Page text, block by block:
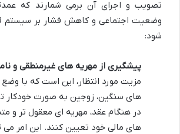
تصویب و اجرای آن برمی شمارند که
وضعیت اجتماعی و کاهش فشار بر
شود:
پیشگیری از مهریه های غیرمنطقی و
مزیت مورد انتظار، این است که با وضع
های سنگین، زوجین به صورت خودکار
در هنگام عقد، مهریه ای معقول تر و
های مالی خود تعیین کنند. این امر می